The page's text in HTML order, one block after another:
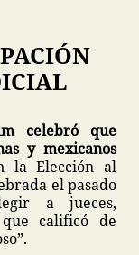
celebró que
y mexicanos
la Elección al
el pasado
a jueces,
calificó de